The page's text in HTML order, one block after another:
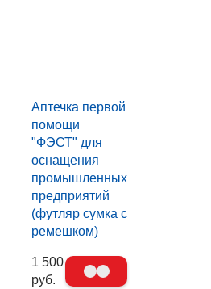
Аптечка первой
помощи
"ФЭСТ" для
оснащения
промышленных
предприятий
(футляр сумка с
ремешком)
1 500
руб.